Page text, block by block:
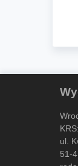
ul.
51-